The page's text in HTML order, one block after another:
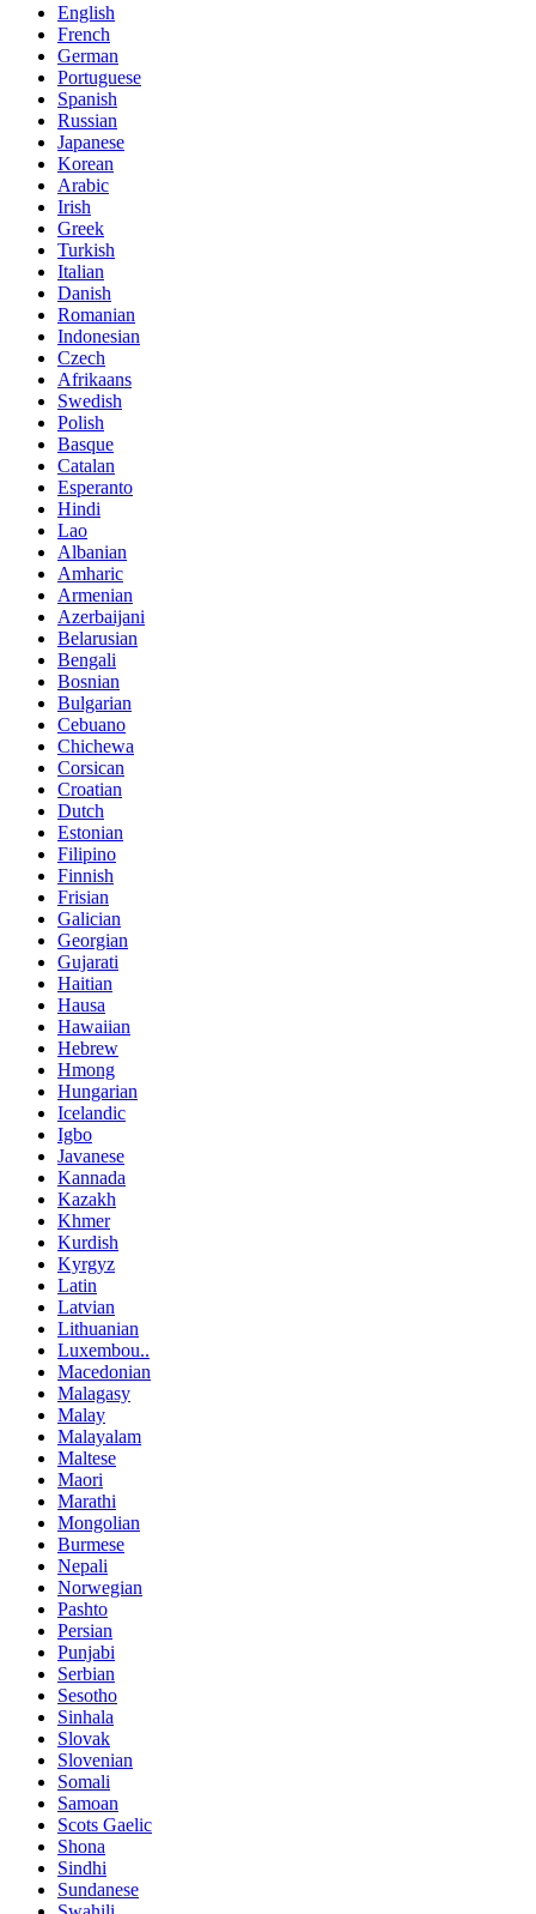
English
French
German
Portuguese
Spanish
Russian
Japanese
Korean
Arabic
Irish
Greek
Turkish
Italian
Danish
Romanian
Indonesian
Czech
Afrikaans
Swedish
Polish
Basque
Catalan
Esperanto
Hindi
Lao
Albanian
Amharic
Armenian
Azerbaijani
Belarusian
Bengali
Bosnian
Bulgarian
Cebuano
Chichewa
Corsican
Croatian
Dutch
Estonian
Filipino
Finnish
Frisian
Galician
Georgian
Gujarati
Haitian
Hausa
Hawaiian
Hebrew
Hmong
Hungarian
Icelandic
Igbo
Javanese
Kannada
Kazakh
Khmer
Kurdish
Kyrgyz
Latin
Latvian
Lithuanian
Luxembou..
Macedonian
Malagasy
Malay
Malayalam
Maltese
Maori
Marathi
Mongolian
Burmese
Nepali
Norwegian
Pashto
Persian
Punjabi
Serbian
Sesotho
Sinhala
Slovak
Slovenian
Somali
Samoan
Scots Gaelic
Shona
Sindhi
Sundanese